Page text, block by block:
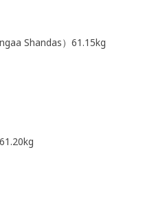
Shandas）61.15kg